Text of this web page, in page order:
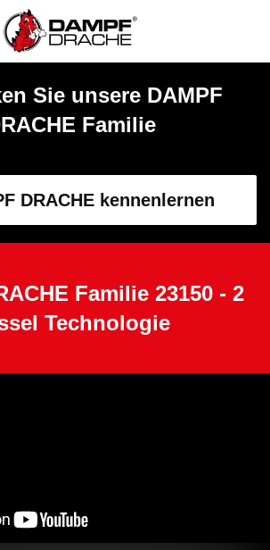
Sie unsere DAMPF
Familie
DRACHE kennenlernen
Familie 23150 - 2
Technologie